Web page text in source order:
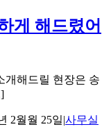
게 해드렸어
개해드릴 현장은 송
2월월 25일|사무실